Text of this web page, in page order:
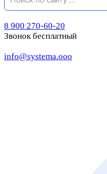
8 900 270-60-20
Звонок бесплатный
info@systema.ooo